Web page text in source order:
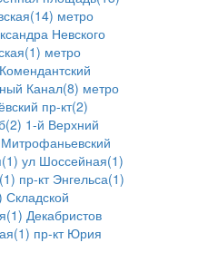
метро
Невского
метро
Канал(8) метро
пр-кт(2)
1-й Верхний
Митрофаньевский
ул Шоссейная(1)
пр-кт Энгельса(1)
Складской
Декабристов
пр-кт Юрия